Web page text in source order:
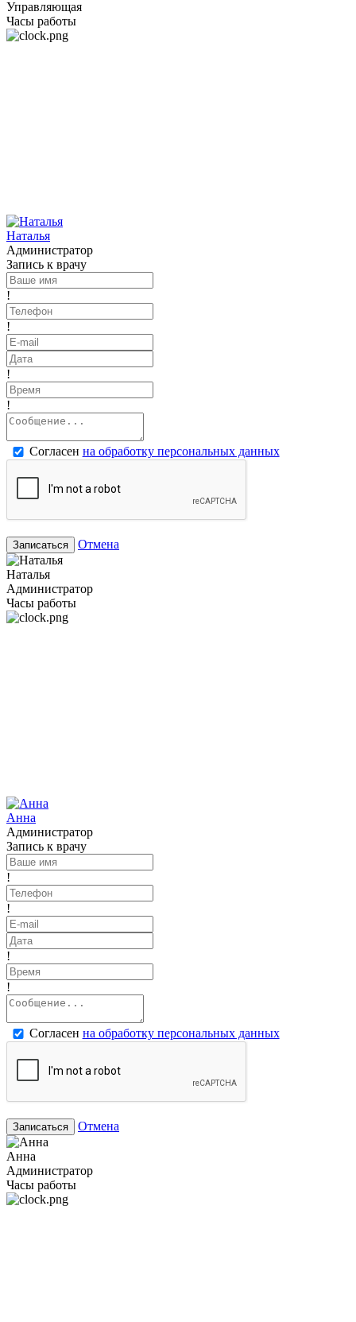
Управляющая
Часы работы
Наталья
Администратор
Запись к врачу
!
!
!
!
Согласен на обработку персональных данных
Записаться Отмена
Наталья
Администратор
Часы работы
Анна
Администратор
Запись к врачу
!
!
!
!
Согласен на обработку персональных данных
Записаться Отмена
Анна
Администратор
Часы работы